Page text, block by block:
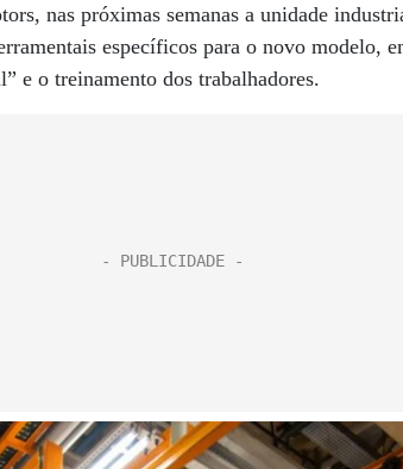
nas próximas semanas a unidade
específicos para o novo modelo,
e o treinamento dos trabalhadores.